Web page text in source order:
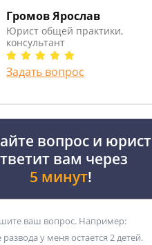
Громов Ярослав
Юрист общей практики,
консультант
Задать вопрос
вопрос и юрист
вам через
5 минут!